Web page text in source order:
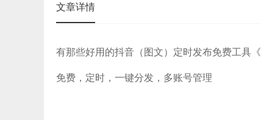
文章详情
有那些好用的抖音（图文）定时发布免费工具《
免费，定时，一键分发，多账号管理